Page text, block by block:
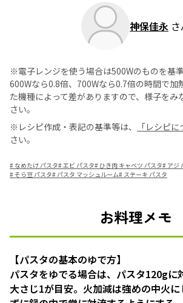
神保佳永
※電子レンジを使う場合は500Wのものを基準
600Wなら0.8倍、700Wなら0.7倍の時間で加
た機種によって差がありますので、様子をみ
さい。
※レシピ作成・表記の基準等は、
「レシピに
さい。
# なめたけ パスタ#エビ パスタ# ひき肉 キャベツ パスタ# アジ
#そら豆 パスタ#パスタ マッシュルーム# ステーキ パスタ
お料理メモ
【パスタの基本のゆで方】
パスタをゆでる場合は、パスタ120gに
大さじ1が目安。火加減は強めの中火